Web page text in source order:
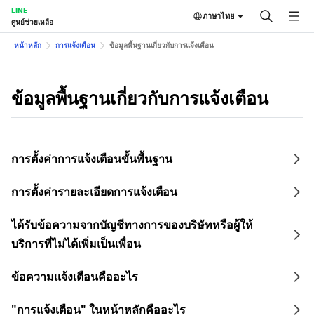
LINE
ศูนย์ช่วยเหลือ
ภาษาไทย
หน้าหลัก การแจ้งเตือน ข้อมูลพื้นฐานเกี่ยวกับการแจ้งเตือน
ข้อมูลพื้นฐานเกี่ยวกับการแจ้งเตือน
การตั้งค่าการแจ้งเตือนขั้นพื้นฐาน
การตั้งค่ารายละเอียดการแจ้งเตือน
ได้รับข้อความจากบัญชีทางการของบริษัทหรือผู้ให้
บริการที่ไม่ได้เพิ่มเป็นเพื่อน
ข้อความแจ้งเตือนคืออะไร
"การแจ้งเตือน" ในหน้าหลักคืออะไร